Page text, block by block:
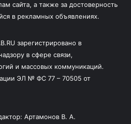
сайта, а также за достоверность
в рекламных объявлениях.
зарегистрировано в
в сфере связи,
и массовых коммуникаций.
ЭЛ № ФС 77 – 70505 от
Артамонов В. А.